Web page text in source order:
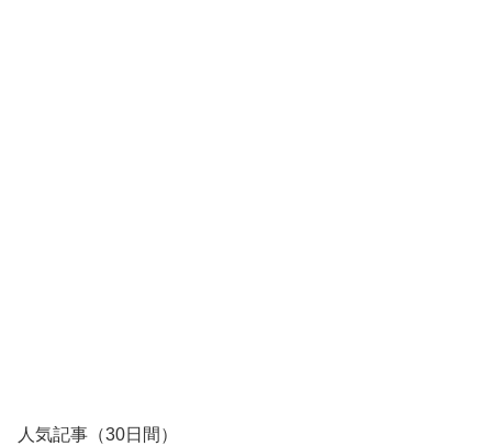
人気記事（30日間）